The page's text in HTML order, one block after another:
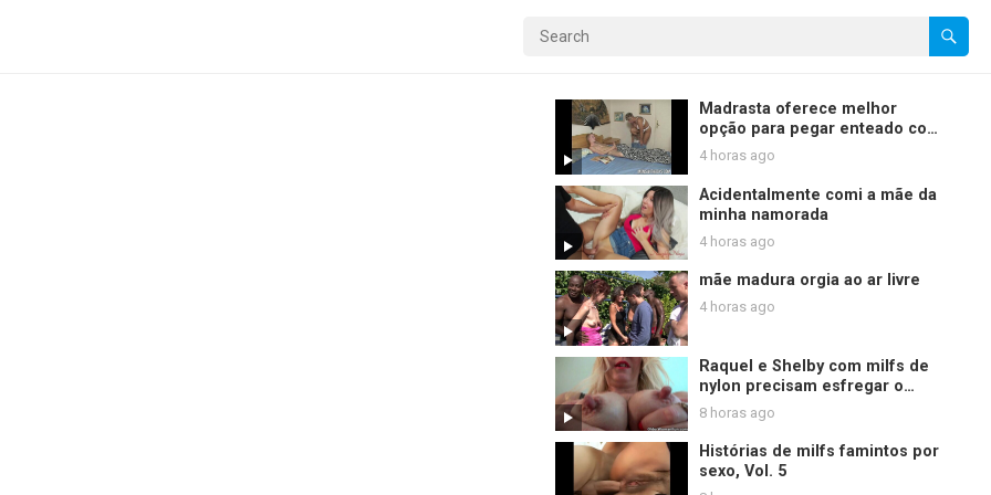
Madrasta oferece melhor
opção para pegar enteado com
pornografia
4 horas ago
Acidentalmente comi a mãe da
minha namorada
4 horas ago
mãe madura orgia ao ar livre
4 horas ago
Raquel e Shelby com milfs de
nylon precisam esfregar o
clitóris
8 horas ago
Histórias de milfs famintos por
sexo, Vol. 5